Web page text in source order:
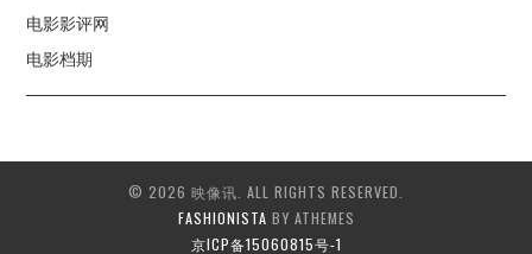
电影影评网
电影档期
© 2026 映像讯. ALL RIGHTS RESERVED.
FASHIONISTA BY ATHEMES
京ICP备15060815号-1